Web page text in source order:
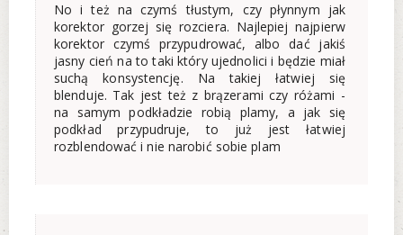
No i też na czymś tłustym, czy płynnym jak
korektor gorzej się rozciera. Najlepiej najpierw
korektor czymś przypudrować, albo dać jakiś
jasny cień na to taki który ujednolici i będzie miał
suchą konsystencję. Na takiej łatwiej się
blenduje. Tak jest też z brązerami czy różami -
na samym podkładzie robią plamy, a jak się
podkład przypudruje, to już jest łatwiej
rozblendować i nie narobić sobie plam